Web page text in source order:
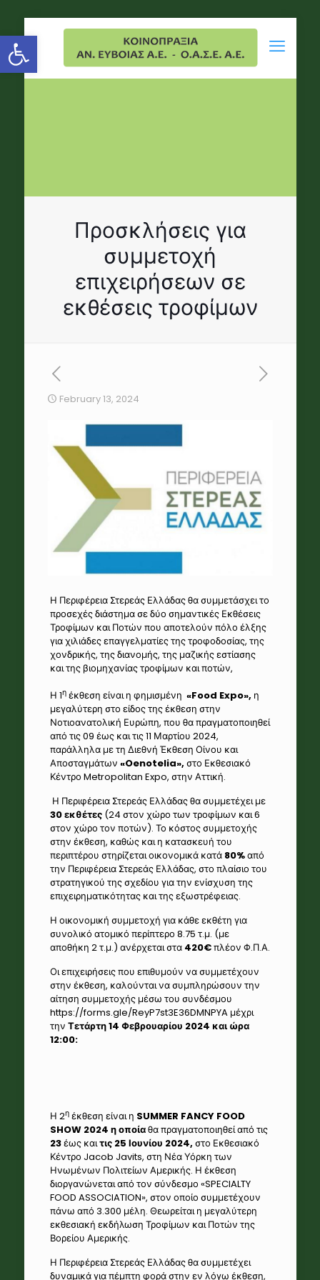
Open toolbar
Προσκλήσεις για
συμμετοχή
επιχειρήσεων σε
εκθέσεις τροφίμων
February 13, 2024
Η Περιφέρεια Στερεάς Ελλάδας θα συμμετάσχει το
προσεχές διάστημα σε δύο σημαντικές Εκθέσεις
Τροφίμων και Ποτών που αποτελούν πόλο έλξης
για χιλιάδες επαγγελματίες της τροφοδοσίας, της
χονδρικής, της διανομής, της μαζικής εστίασης
και της βιομηχανίας τροφίμων και ποτών,
Η 1ηέκθεση είναι η φημισμένη «Food Expo», η
μεγαλύτερη στο είδος της έκθεση στην
Νοτιοανατολική Ευρώπη, που θα πραγματοποιηθεί
από τις 09 έως και τις 11 Μαρτίου 2024,
παράλληλα με τη Διεθνή Έκθεση Οίνου και
Αποσταγμάτων «Oenotelia», στο Εκθεσιακό
Κέντρο Metropolitan Expo, στην Αττική.
Η Περιφέρεια Στερεάς Ελλάδας θα συμμετέχει με
30 εκθέτες (24 στον χώρο των τροφίμων και 6
στον χώρο τον ποτών). Το κόστος συμμετοχής
στην έκθεση, καθώς και η κατασκευή του
περιπτέρου στηρίζεται οικονομικά κατά 80%από
την Περιφέρεια Στερεάς Ελλάδας, στο πλαίσιο του
στρατηγικού της σχεδίου για την ενίσχυση της
επιχειρηματικότητας και της εξωστρέφειας.
Η οικονομική συμμετοχή για κάθε εκθέτη για
συνολικό ατομικό περίπτερο 8.75 τ.μ. (με
αποθήκη 2 τ.μ.) ανέρχεται στα 420€πλέον Φ.Π.Α.
Οι επιχειρήσεις που επιθυμούν να συμμετέχουν
στην έκθεση, καλούνται να συμπληρώσουν την
αίτηση συμμετοχής μέσω του συνδέσμου
https://forms.gle/ReyP7st3E36DMNPYA μέχρι
την Τετάρτη 14 Φεβρουαρίου 2024 και ώρα
12:00:
Η 2ηέκθεση είναι η SUMMER FANCY FOOD
SHOW2024 η οποίαθα πραγματοποιηθεί από τις
23έως καιτις 25 Ιουνίου 2024, στο Εκθεσιακό
Κέντρο Jacob Javits, στη Νέα Υόρκη των
Ηνωμένων Πολιτείων Αμερικής. Η έκθεση
διοργανώνεται από τον σύνδεσμο «SPECIALTY
FOOD ASSOCIATION», στον οποίο συμμετέχουν
πάνω από 3.300 μέλη. Θεωρείται η μεγαλύτερη
εκθεσιακή εκδήλωση Τροφίμων και Ποτών της
Βορείου Αμερικής.
Η Περιφέρεια Στερεάς Ελλάδας θα συμμετέχει
δυναμικά για πέμπτη φορά στην εν λόγω έκθεση,